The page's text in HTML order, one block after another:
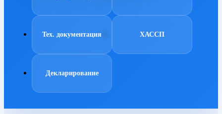
Тех. документация ХАССП
Декларирование